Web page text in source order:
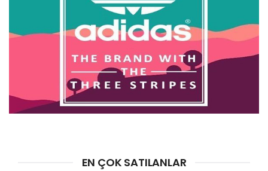
EN ÇOK SATILANLAR